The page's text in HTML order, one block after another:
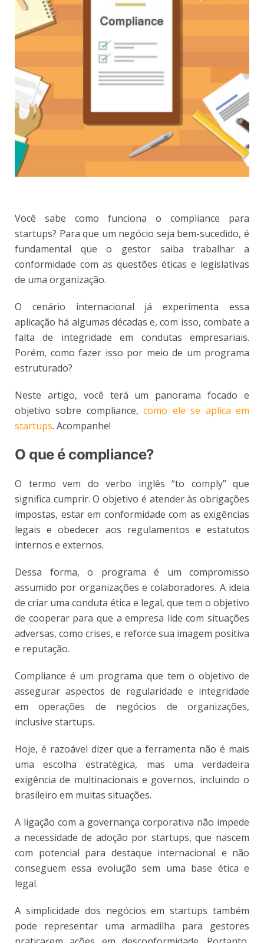
Você sabe como funciona o compliance para
startups? Para que um negócio seja bem-sucedido, é
fundamental que o gestor saiba trabalhar a
conformidade com as questões éticas e legislativas
de uma organização.
O cenário internacional já experimenta essa
aplicação há algumas décadas e, com isso, combate a
falta de integridade em condutas empresariais.
Porém, como fazer isso por meio de um programa
estruturado?
Neste artigo, você terá um panorama focado e
objetivo sobre compliance,como ele se aplica em
startups. Acompanhe!
O que é compliance?
O termo vem do verbo inglês “to comply” que
significa cumprir. O objetivo é atender às obrigações
impostas, estar em conformidade com as exigências
legais e obedecer aos regulamentos e estatutos
internos e externos.
Dessa forma, o programa é um compromisso
assumido por organizações e colaboradores. A ideia
de criar uma conduta ética e legal, que tem o objetivo
de cooperar para que a empresa lide com situações
adversas, como crises, e reforce sua imagem positiva
e reputação.
Compliance é um programa que tem o objetivo de
assegurar aspectos de regularidade e integridade
em operações de negócios de organizações,
inclusive startups.
Hoje, é razoável dizer que a ferramenta não é mais
uma escolha estratégica, mas uma verdadeira
exigência de multinacionais e governos, incluindo o
brasileiro em muitas situações.
A ligação com a governança corporativa não impede
a necessidade de adoção por startups, que nascem
com potencial para destaque internacional e não
conseguem essa evolução sem uma base ética e
legal.
A simplicidade dos negócios em startups também
pode representar uma armadilha para gestores